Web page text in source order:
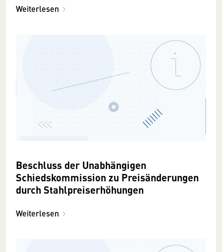
Weiterlesen
Beschluss der Unabhängigen
Schiedskommission zu Preisänderungen
durch Stahlpreiserhöhungen
Weiterlesen